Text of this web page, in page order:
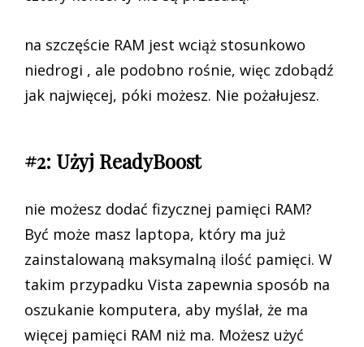
na szczęście RAM jest wciąż stosunkowo
niedrogi , ale podobno rośnie, więc zdobądź
jak najwięcej, póki możesz. Nie pożałujesz.
#2: Użyj ReadyBoost
nie możesz dodać fizycznej pamięci RAM?
Być może masz laptopa, który ma już
zainstalowaną maksymalną ilość pamięci. W
takim przypadku Vista zapewnia sposób na
oszukanie komputera, aby myślał, że ma
więcej pamięci RAM niż ma. Możesz użyć